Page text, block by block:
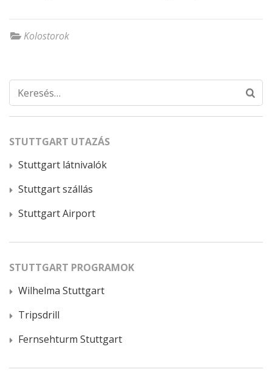
Kolostorok
Keresés:
STUTTGART UTAZÁS
Stuttgart látnivalók
Stuttgart szállás
Stuttgart Airport
STUTTGART PROGRAMOK
Wilhelma Stuttgart
Tripsdrill
Fernsehturm Stuttgart